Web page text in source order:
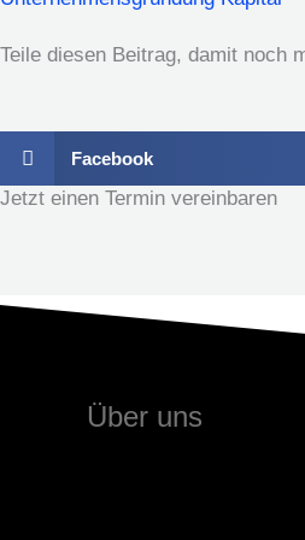
Teile diesen Beitrag, damit noch
Facebook
Jetzt einen Termin vereinbaren
Über uns